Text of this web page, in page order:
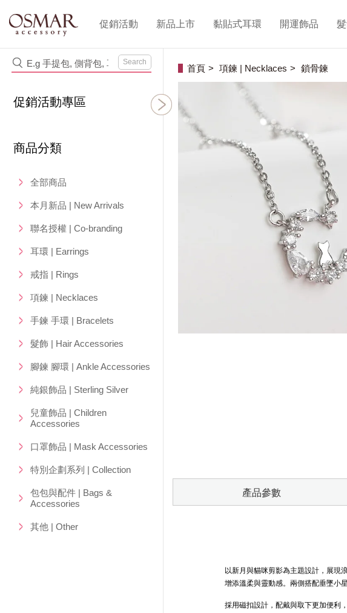
促銷活動 新品上市 黏貼式耳環 開運飾品
Search
促銷活動專區
商品分類
全部商品
本月新品 | New Arrivals
聯名授權 | Co-branding
耳環 | Earrings
戒指 | Rings
項鍊 | Necklaces
手鍊 手環 | Bracelets
髮飾 | Hair Accessories
腳鍊 腳環 | Ankle Accessories
純銀飾品 | Sterling Silver
兒童飾品 | Children
Accessories
口罩飾品 | Mask Accessories
特別企劃系列 | Collection
包包與配件 | Bags &
Accessories
其他 | Other
首頁 項鍊 | Necklaces 鎖骨鍊
產品參數
以新月與貓咪剪影為主題設計，展現
增添溫柔與靈動感。兩側搭配垂墜小
採用磁扣設計，配戴與取下更加便利